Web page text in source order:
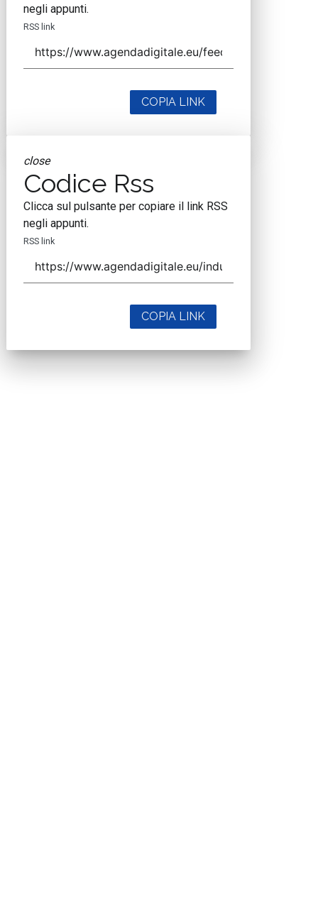
negli appunti.
RSS link
COPIA LINK
close
Codice Rss
Clicca sul pulsante per copiare il link RSS
negli appunti.
RSS link
COPIA LINK